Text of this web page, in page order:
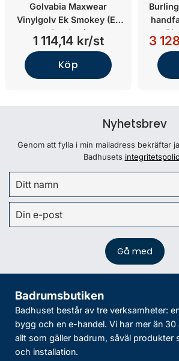
Golvabia Maxwear
Vinylgolv Ek Smokey (Ek
Smokey)
1 114,14 kr/st
Köp
3
Nyhetsbrev
Genom att fylla i min mailadress bekräftar
Badhusets
Badrumsbutiken
Badhuset består av tre verksamheter:
bygg och en e-handel. Vi har mer än 30
allt som gäller badrum, såväl produkter
och installation.